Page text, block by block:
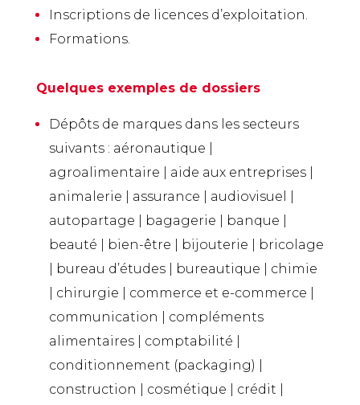
Inscriptions de licences d’exploitation.
Formations.
Quelques exemples de dossiers
Dépôts de marques dans les secteurs
suivants : aéronautique |
agroalimentaire | aide aux entreprises |
animalerie | assurance | audiovisuel |
autopartage | bagagerie | banque |
beauté | bien-être | bijouterie | bricolage
| bureau d’études | bureautique | chimie
| chirurgie | commerce et e-commerce |
communication | compléments
alimentaires | comptabilité |
conditionnement (packaging) |
construction | cosmétique | crédit |